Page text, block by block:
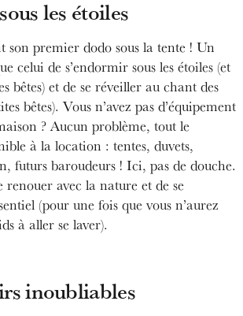
les étoiles
son premier dodo sous la tente ! Un
celui de s’endormir sous les étoiles (et
bêtes) et de se réveiller au chant des
bêtes). Vous n’avez pas d’équipement
? Aucun problème, tout le
à la location : tentes, duvets,
futurs baroudeurs ! Ici, pas de douche.
renouer avec la nature et de se
(pour une fois que vous n’aurez
à aller se laver).
inoubliables